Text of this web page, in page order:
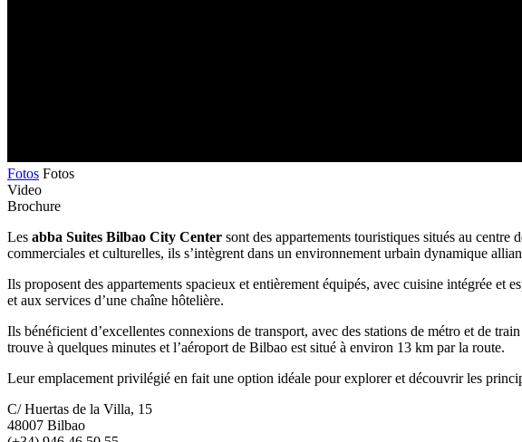
Fotos Fotos
Video
Brochure
Les abba Suites Bilbao City Center sont des appartements touristiques situés au
commerciales et culturelles, ils s’intègrent dans un environnement urbain dynamique
Ils proposent des appartements spacieux et entièrement équipés, avec cuisine intégrée
et aux services d’une chaîne hôtelière.
Ils bénéficient d’excellentes connexions de transport, avec des stations de métro et de
trouve à quelques minutes et l’aéroport de Bilbao est situé à environ 13 km par la route.
Leur emplacement privilégié en fait une option idéale pour explorer et découvrir les
C/ Huertas de la Villa, 15
48007 Bilbao